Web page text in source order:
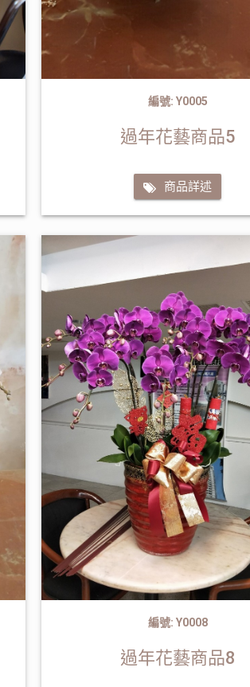
編號: Y0005
過年花藝商品5
商品詳述
編號: Y0008
過年花藝商品8